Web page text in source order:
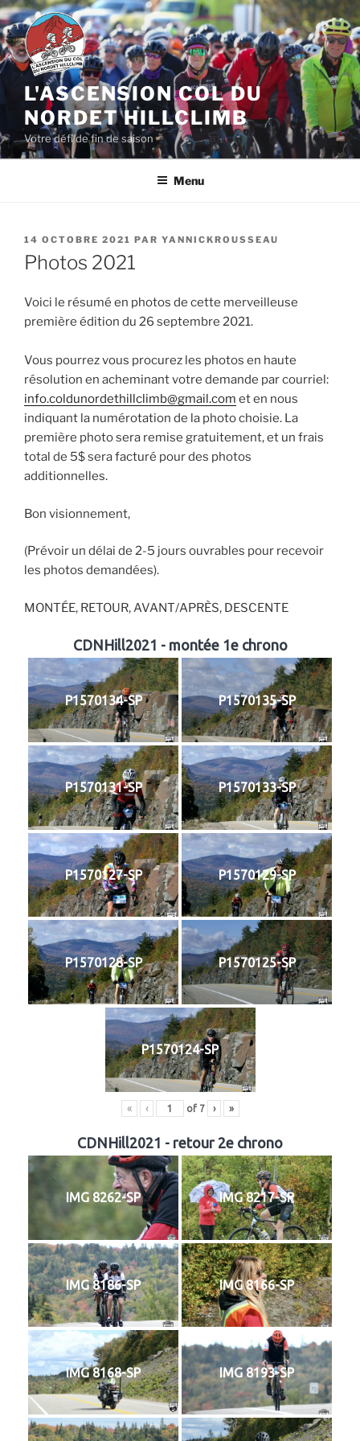
Aller
au
contenu
principal
L'ASCENSION COL DU
NORDET HILLCLIMB
Votre défi de fin de saison
Menu
PUBLIÉ
LE
14 OCTOBRE 2021 PAR YANNICKROUSSEAU
Photos 2021
Voici le résumé en photos de cette merveilleuse
première édition du 26 septembre 2021.
Vous pourrez vous procurez les photos en haute
résolution en acheminant votre demande par courriel:
info.coldunordethillclimb@gmail.com et en nous
indiquant la numérotation de la photo choisie. La
première photo sera remise gratuitement, et un frais
total de 5$ sera facturé pour des photos
additionnelles.
Bon visionnement,
(Prévoir un délai de 2-5 jours ouvrables pour recevoir
les photos demandées).
MONTÉE, RETOUR, AVANT/APRÈS, DESCENTE
CDNHill2021 - montée 1e chrono
P1570134-SP P1570135-SP
P1570131-SP P1570133-SP
P1570127-SP P1570129-SP
P1570128-SP P1570125-SP
P1570124-SP
« ‹ of 7 › »
CDNHill2021 - retour 2e chrono
IMG 8262-SP IMG 8217-SP
IMG 8186-SP IMG 8166-SP
IMG 8168-SP IMG 8193-SP